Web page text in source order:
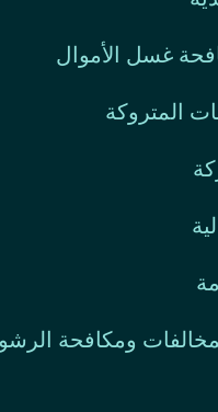
غسل الأموال
المتروكة
ومكافحة